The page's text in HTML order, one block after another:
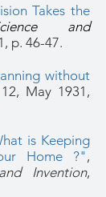
Takes the
and
p. 46-47.
without
12, May 1931,
is Keeping
Home ?" ,
Invention,